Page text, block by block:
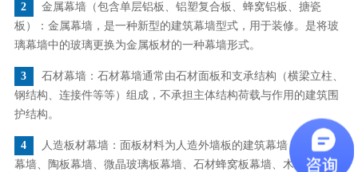
2
金属幕墙（包含单层铝板、铝塑复合板、蜂窝铝板、搪瓷
板）：金属幕墙，是一种新型的建筑幕墙型式，用于装修。是将玻
璃幕墙中的玻璃更换为金属板材的一种幕墙形式。
3
石材幕墙：石材幕墙通常由石材面板和支承结构（横梁立柱、
钢结构、连接件等等）组成，不承担主体结构荷载与作用的建筑围
护结构。
4
人造板材幕墙：面板材料为人造外墙板的建筑幕墙，包括瓷板
幕墙、陶板幕墙、微晶玻璃板幕墙、石材蜂窝板幕墙、木纤维板幕